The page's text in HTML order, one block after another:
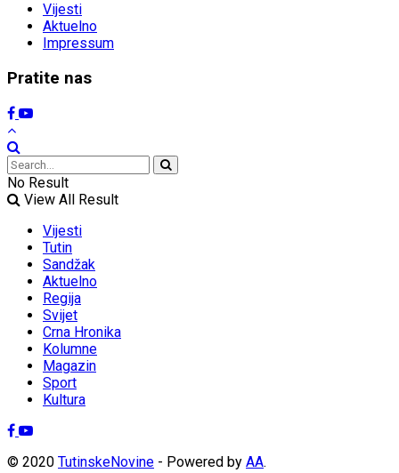
Vijesti
Aktuelno
Impressum
Pratite nas
No Result
View All Result
Vijesti
Tutin
Sandžak
Aktuelno
Regija
Svijet
Crna Hronika
Kolumne
Magazin
Sport
Kultura
© 2020 TutinskeNovine - Powered by AA.